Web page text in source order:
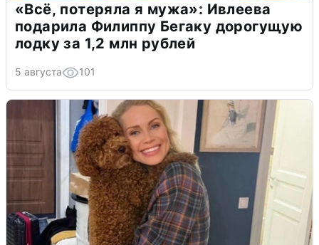
«Всё, потеряла я мужа»: Ивлеева
подарила Филиппу Бегаку дорогущую
лодку за 1,2 млн рублей
5 августа 101